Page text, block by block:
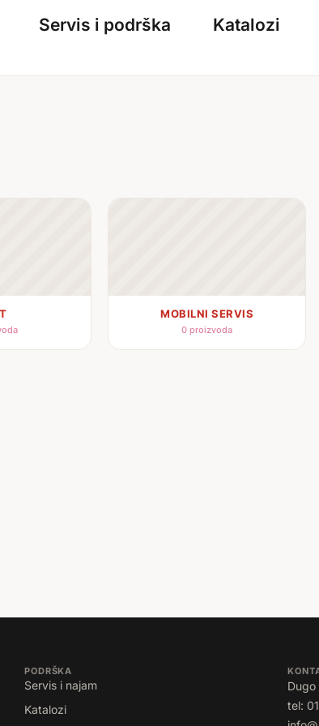
Servis i podrška Katalozi
MOBILNI SERVIS
0 proizvoda
PODRŠKA
Servis i najam
Katalozi
Dugo
tel: